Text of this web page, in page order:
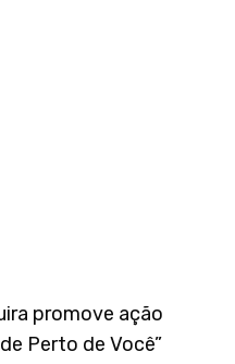
promove ação
Perto de Você”